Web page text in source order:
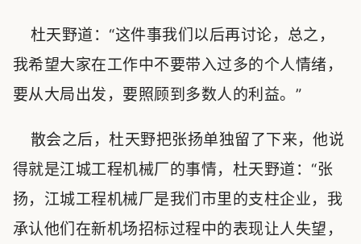
杜天野道：“这件事我们以后再讨论，总之，
我希望大家在工作中不要带入过多的个人情绪，
要从大局出发，要照顾到多数人的利益。”
散会之后，杜天野把张扬单独留了下来，他说
得就是江城工程机械厂的事情，杜天野道：“张
扬，江城工程机械厂是我们市里的支柱企业，我
承认他们在新机场招标过程中的表现让人失望，